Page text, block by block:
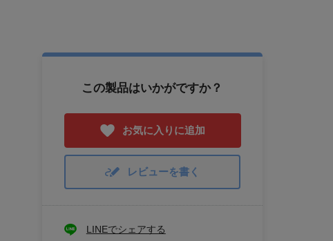
この製品はいかがですか？
お気に入りに追加
レビューを書く
LINEでシェアする